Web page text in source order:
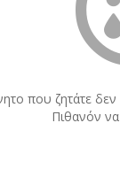
που ζητάτε
Πιθανόν να